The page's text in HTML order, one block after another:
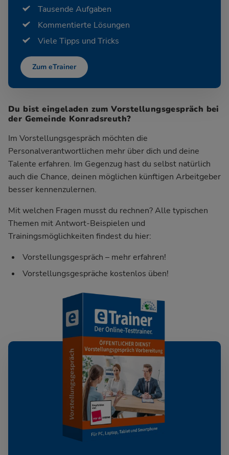
Tausende Aufgaben
Kommentierte Lösungen
Viele Tipps und Tricks
Zum eTrainer
Du bist eingeladen zum Vorstellungsgespräch bei
der Gemeinde Konradsreuth?
Im Vorstellungsgespräch möchten die
Personalverantwortlichen mehr über dich und deine
Talente erfahren. Im Gegenzug hast du selbst natürlich
auch die Chance, deinen möglichen künftigen Arbeitgeber
besser kennenzulernen.
Mit welchen Fragen musst du rechnen? Alle typischen
Themen mit Antwort-Beispielen und
Trainingsmöglichkeiten findest du hier:
Vorstellungsgespräch – mehr erfahren!
Vorstellungsgespräche kostenlos üben!